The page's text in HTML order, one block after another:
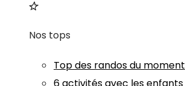
Nos tops
Top des randos du moment